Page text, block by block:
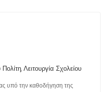
,Λειτουργία Σχολείου
υπό την καθοδήγηση της